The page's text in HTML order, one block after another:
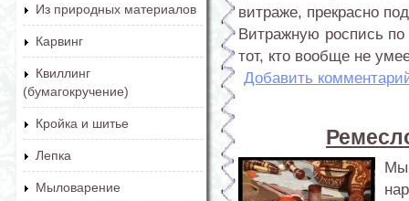
Из природных материалов
Карвинг
Квиллинг
(бумагокручение)
Кройка и шитье
Лепка
Мыловарение
витраже, прекрасно
Витражную роспись
тот, кто вообще не
Добавить